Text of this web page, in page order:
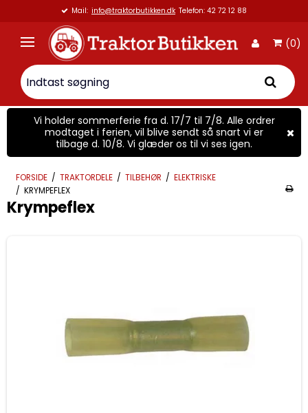
Mail: info@traktorbutikken.dk Telefon: 42 72 12 88
(0)
Vi holder sommerferie fra d. 17/7 til 7/8. Alle ordrer
modtaget i ferien, vil blive sendt så snart vi er
tilbage d. 10/8. Vi glæder os til vi ses igen.
FORSIDE / TRAKTORDELE / TILBEHØR / ELEKTRISKE
/ KRYMPEFLEX
Krympeflex